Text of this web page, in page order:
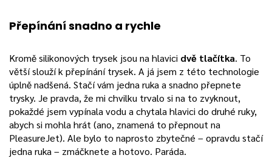
Přepínání snadno a rychle
Kromě silikonových trysek jsou na hlavici dvě tlačítka. To
větší slouží k přepínání trysek. A já jsem z této technologie
úplně nadšená. Stačí vám jedna ruka a snadno přepnete
trysky. Je pravda, že mi chvilku trvalo si na to zvyknout,
pokaždé jsem vypínala vodu a chytala hlavici do druhé ruky,
abych si mohla hrát (ano, znamená to přepnout na
PleasureJet). Ale bylo to naprosto zbytečné – opravdu stačí
jedna ruka – zmáčknete a hotovo. Paráda.